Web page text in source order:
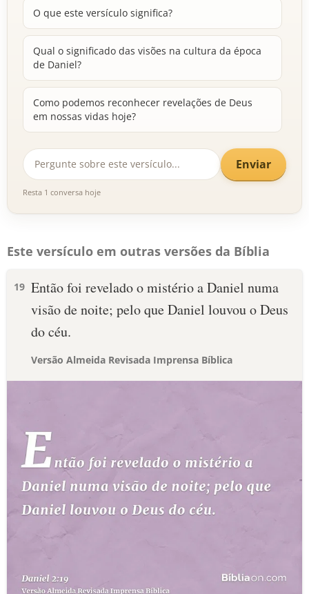
O que este versículo significa?
Qual o significado das visões na cultura da época
de Daniel?
Como podemos reconhecer revelações de Deus
em nossas vidas hoje?
Enviar
Resta 1 conversa hoje
Este versículo em outras versões da Bíblia
19 Então foi revelado o mistério a Daniel numa
visão de noite; pelo que Daniel louvou o Deus
do céu.
Versão Almeida Revisada Imprensa Bíblica